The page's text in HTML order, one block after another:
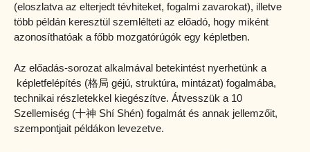
(eloszlatva az elterjedt tévhiteket, fogalmi zavarokat), illetve
több példán keresztül szemlélteti az előadó, hogy miként
azonosíthatóak a főbb mozgatórúgók egy képletben.
Az előadás-sorozat alkalmával betekintést nyerhetünk a
képletfelépítés (格局 géjú, struktúra, mintázat) fogalmába,
technikai részletekkel kiegészítve. Átvesszük a 10
Szellemiség (十神 Shí Shén) fogalmát és annak jellemzőit,
szempontjait példákon levezetve.